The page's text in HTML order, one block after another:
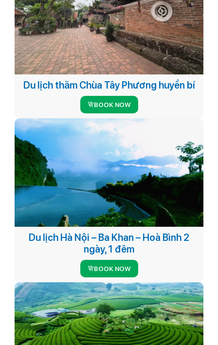
Du lịch thăm Chùa Tây Phương huyền bí
BOOK NOW
Du lịch Hà Nội – Ba Khan – Hoà Bình 2
ngày, 1 đêm
BOOK NOW